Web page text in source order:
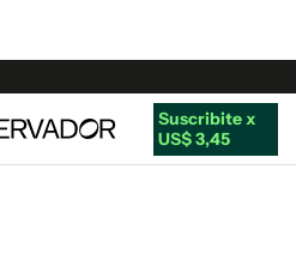
Suscribite x
US$ 3,45